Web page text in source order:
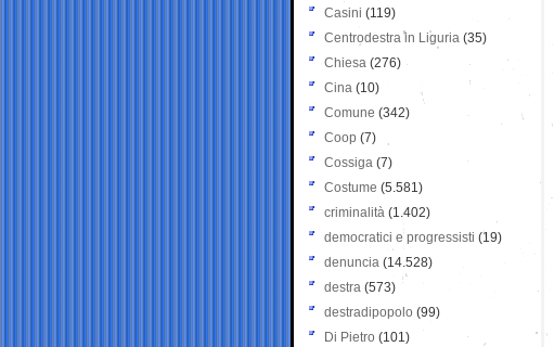
Casini (119)
Centrodestra in Liguria (35)
Chiesa (276)
Cina (10)
Comune (342)
Coop (7)
Cossiga (7)
Costume (5.581)
criminalità (1.402)
democratici e progressisti (19)
denuncia (14.528)
destra (573)
destradipopolo (99)
Di Pietro (101)